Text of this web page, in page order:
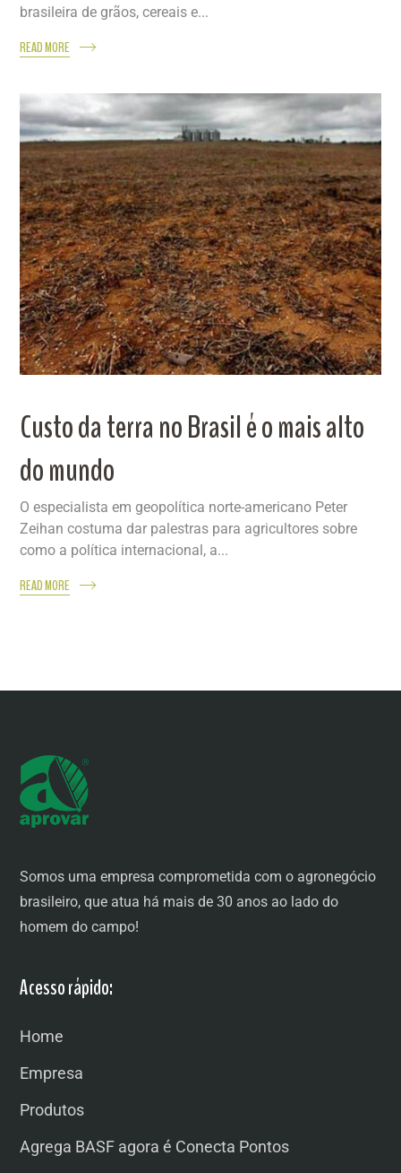
brasileira de grãos, cereais e...
READ MORE
Custo da terra no Brasil é o mais alto
do mundo
O especialista em geopolítica norte-americano Peter
Zeihan costuma dar palestras para agricultores sobre
como a política internacional, a...
READ MORE
Somos uma empresa comprometida com o agronegócio
brasileiro, que atua há mais de 30 anos ao lado do
homem do campo!
Acesso rápido:
Home
Empresa
Produtos
Agrega BASF agora é Conecta Pontos